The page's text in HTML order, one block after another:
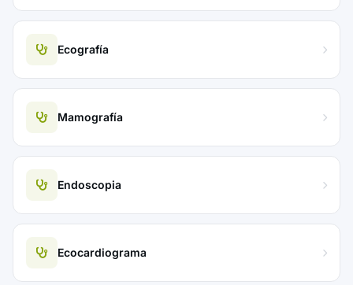
Ecografía
Mamografía
Endoscopia
Ecocardiograma